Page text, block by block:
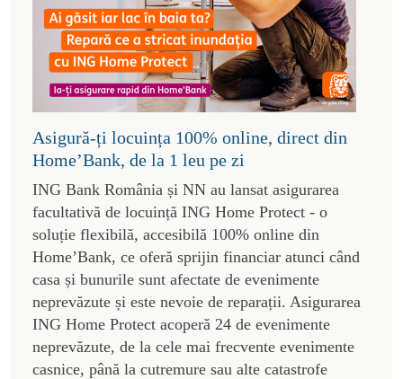
Asigură-ți locuința 100% online, direct din
Home’Bank, de la 1 leu pe zi
ING Bank România și NN au lansat asigurarea
facultativă de locuință ING Home Protect - o
soluție flexibilă, accesibilă 100% online din
Home’Bank, ce oferă sprijin financiar atunci când
casa și bunurile sunt afectate de evenimente
neprevăzute și este nevoie de reparații. Asigurarea
ING Home Protect acoperă 24 de evenimente
neprevăzute, de la cele mai frecvente evenimente
casnice, până la cutremure sau alte catastrofe